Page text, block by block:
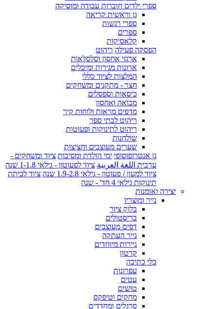
ספרי ילדים חוברות עבודה ומוסיקה
גן וראשית קריאה
ספרי רגשות
ספרים
קלאסיקות
הפסקה פעילה ריהוט
ארגזי אחסון וסלסלאות
ארונות מגירות ומיכלים
המלצות לציוד כללי
חצר - מתקנים ומשחקים
כיסאות וספסלים
מבואה ואחסון
מדפים מראות ולוחות קיר
ריהוט לבתי ספר
ריהוט לתינוקות ופעוטות
שולחנות
שערים מעוצבים וחציצות
גן אנטרופוסופי ימי הולדת ומסיבות ציוד ומשחקים -
ערבית اللغة العربية ציוד לפעוטון - גילאי 1-1.8 שנה
ציוד למעון / פעוטון - גילאי 1.9-2.8 שנה
ציוד לכיתת
תינוקות גילאי 4 חד' - שנה
יצירה ואומנות
נייר ומוצריו
בלוק ציור
בריסטולים
דפים מעוצבים
נייר העתקה
ניירות מיוחדים
קרטון
כלי כתיבה
עפרונות
עטים
טושים
מחקים וטיפקס
סרגלים ומחדדים